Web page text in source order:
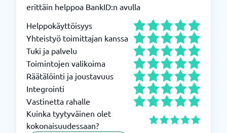
erittäin helppoa BankID:n avulla
Helppokäyttöisyys
Yhteistyö toimittajan kanssa
Tuki ja palvelu
Toimintojen valikoima
Räätälöinti ja joustavuus
Integrointi
Vastinetta rahalle
Kuinka tyytyväinen olet
kokonaisuudessaan?